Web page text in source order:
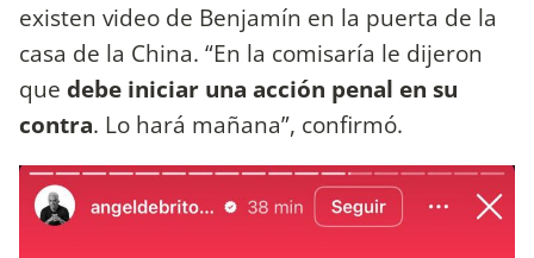
existen video de Benjamín en la puerta de la
casa de la China. “En la comisaría le dijeron
que debe iniciar una acción penal en su
contra. Lo hará mañana”, confirmó.